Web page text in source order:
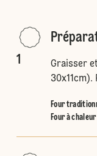
1
Graisser
Four
Four à